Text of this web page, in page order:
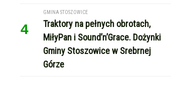
4
GMINA STOSZOWICE
Traktory na pełnych obrotach,
MiłyPan i Sound’n’Grace. Dożynki
Gminy Stoszowice w Srebrnej
Górze